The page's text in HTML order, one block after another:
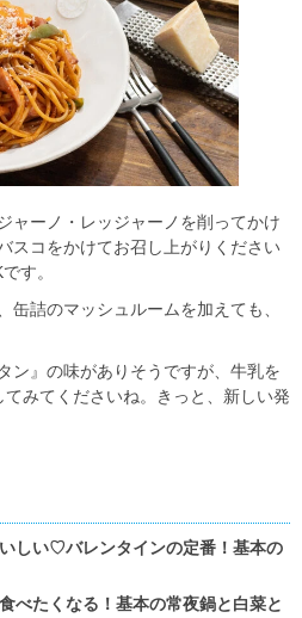
ーノ・レッジャーノを削ってかけ
スコをかけてお召し上がりください
す。
缶詰のマッシュルームを加えても、
ン』の味がありそうですが、牛乳を
みてくださいね。きっと、新しい発
しい♡バレンタインの定番！基本の
べたくなる！基本の常夜鍋と白菜と